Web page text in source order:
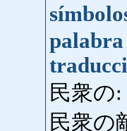
palabra
民衆の:
民衆の